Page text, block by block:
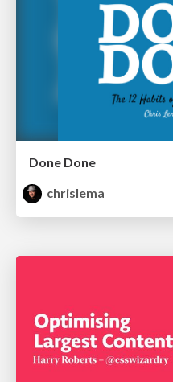
Done Done
chrislema